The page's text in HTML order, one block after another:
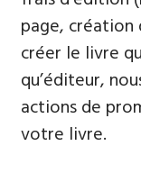
page,
créer le livre
qu’éditeur,
actions de
votre livre.